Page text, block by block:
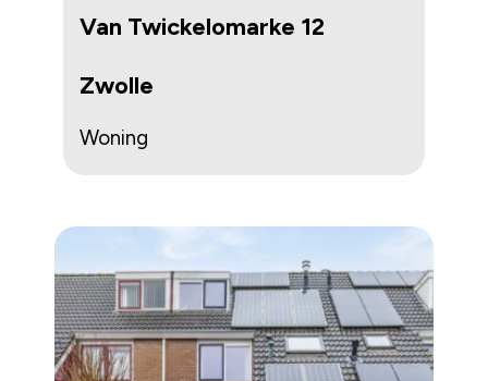
Van Twickelomarke 12
Zwolle
Woning